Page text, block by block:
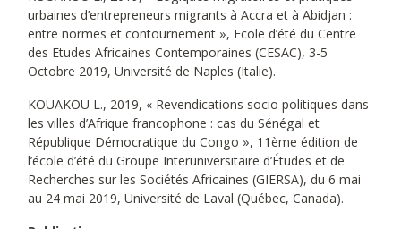
urbaines d’entrepreneurs migrants à Accra et à Abidjan :
entre normes et contournement », Ecole d’été du Centre
des Etudes Africaines Contemporaines (CESAC), 3-5
Octobre 2019, Université de Naples (Italie).
KOUAKOU L., 2019, « Revendications socio politiques dans
les villes d’Afrique francophone : cas du Sénégal et
République Démocratique du Congo », 11ème édition de
l’école d’été du Groupe Interuniversitaire d’Études et de
Recherches sur les Sociétés Africaines (GIERSA), du 6 mai
au 24 mai 2019, Université de Laval (Québec, Canada).